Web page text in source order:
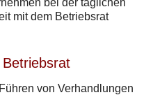
mit dem Betriebsrat
von Verhandlungen